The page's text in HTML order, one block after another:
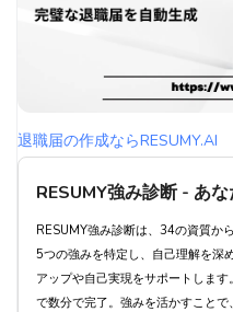
性
バレた場合は素直に
嘘をつかずに確実に退職す
退職代行サービスとは
円満退職のための上手な退
退職希望日の1ヶ月
会社への感謝の気持
引き継ぎを丁寧に行
退職届の作成ならRESUMY.AI
RESUMY強み診断 - あな
た強みを発見し、キャリ
を実現しよう
RESUMY強み診断は、34の資質か
5つの強みを特定し、自己理解を深
アップや自己実現をサポートします
で数分で完了。強みを活かすことで